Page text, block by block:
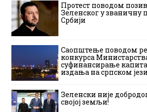
Протест поводом
Зеленског у званичну
Србији
Саопштење поводом
конкурса
суфинансирање
издања на српском
Зеленски није
својој земљи!